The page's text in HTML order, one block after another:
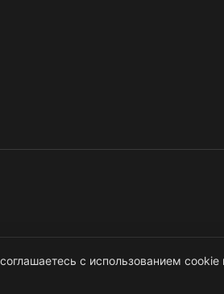
с использованием cookie